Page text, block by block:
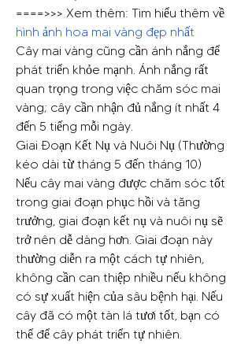
hình ảnh hoa mai vàng đẹp nhất
Cây mai vàng cũng cần ánh nắng để
phát triển khỏe mạnh. Ánh nắng rất
quan trọng trong việc chăm sóc mai
vàng; cây cần nhận đủ nắng ít nhất 4
đến 5 tiếng mỗi ngày.
Giai Đoạn Kết Nụ và Nuôi Nụ (Thường
kéo dài từ tháng 5 đến tháng 10)
Nếu cây mai vàng được chăm sóc tốt
trong giai đoạn phục hồi và tăng
trưởng, giai đoạn kết nụ và nuôi nụ sẽ
trở nên dễ dàng hơn. Giai đoạn này
thường diễn ra một cách tự nhiên,
không cần can thiệp nhiều nếu không
có sự xuất hiện của sâu bệnh hại. Nếu
cây đã có một tàn lá tươi tốt, bạn có
thể để cây phát triển tự nhiên.